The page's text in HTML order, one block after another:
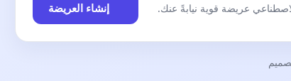
عريضة قوية نيابةً عنك. إنشاء العريضة